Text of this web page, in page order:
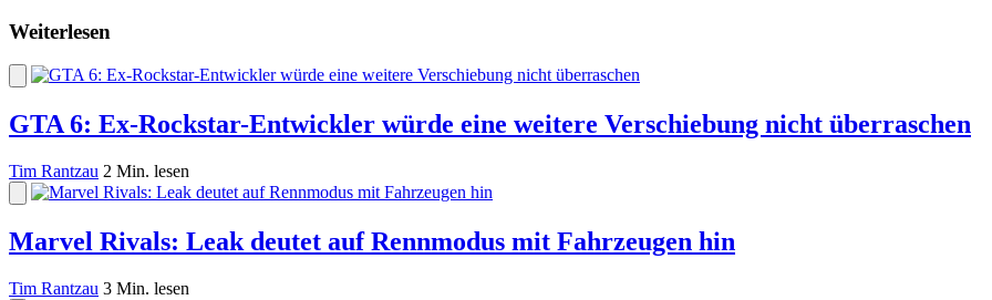
Weiterlesen
GTA 6: Ex-Rockstar-Entwickler würde eine weitere Verschiebung nicht überraschen
Tim Rantzau 2 Min. lesen
Marvel Rivals: Leak deutet auf Rennmodus mit Fahrzeugen hin
Tim Rantzau 3 Min. lesen